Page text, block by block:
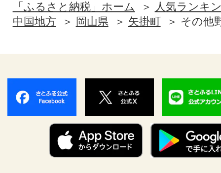
「ふるさと納税」ホーム
人気ランキ
中国地方
岡山県 矢掛町 その他